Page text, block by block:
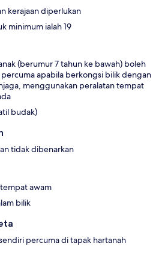
kerajaan diperlukan
minimum ialah 19
(berumur 7 tahun ke bawah) boleh
apabila berkongsi bilik dengan
menggunakan peralatan tempat
budak)
tidak dibenarkan
awam
bilik
percuma di tapak hartanah